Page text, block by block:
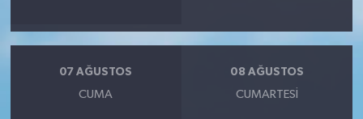
07 AĞUSTOS
CUMA
08 AĞUSTOS
CUMARTESI